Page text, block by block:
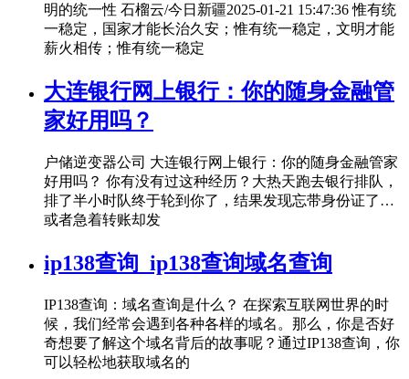
明的统一性 石榴云/今日新疆2025-01-21 15:47:36 惟有统
一稳定，国家才能长治久安；惟有统一稳定，文明才能
薪火相传；惟有统一稳定
大连银行网上银行：你的随身金融管
家好用吗？
户储逆变器公司 大连银行网上银行：你的随身金融管家
好用吗？ 你有没有过这种经历？大热天跑去银行排队，
排了半小时队终于轮到你了，结果发现忘带身份证了…
或者急着转账却发
ip138查询_ip138查询域名查询
IP138查询：域名查询是什么？ 在探索互联网世界的时
候，我们经常会遇到各种各样的域名。那么，你是否好
奇想要了解这个域名背后的故事呢？通过IP138查询，你
可以轻松地获取域名的